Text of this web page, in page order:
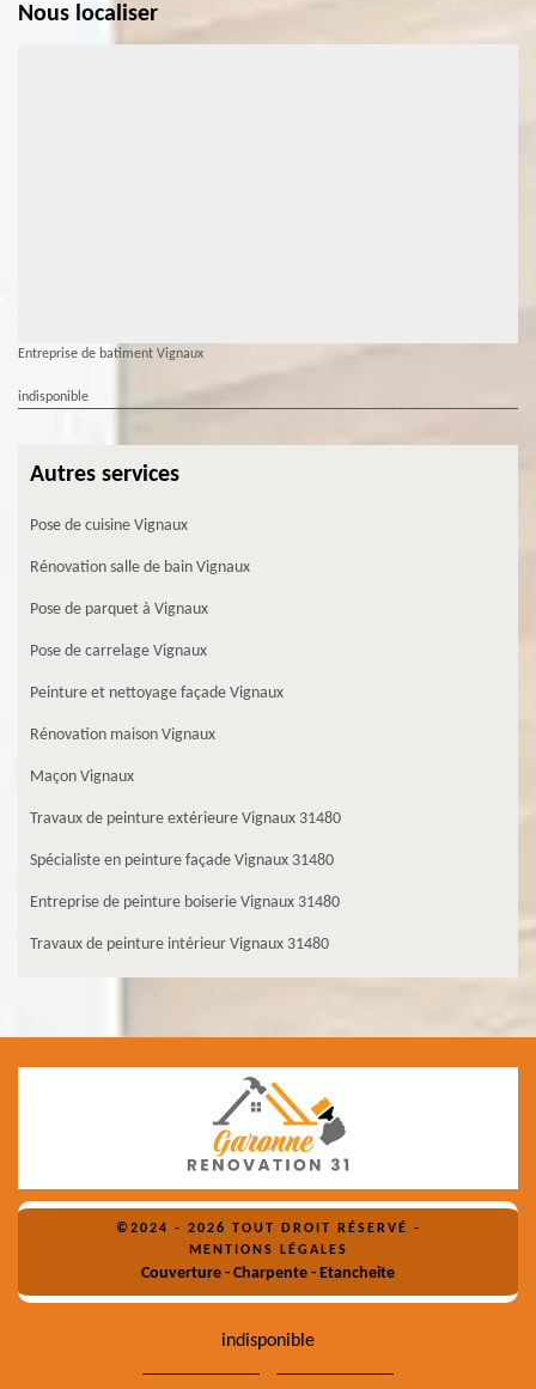
Nous localiser
Entreprise de batiment Vignaux
indisponible
Autres services
Pose de cuisine Vignaux
Rénovation salle de bain Vignaux
Pose de parquet à Vignaux
Pose de carrelage Vignaux
Peinture et nettoyage façade Vignaux
Rénovation maison Vignaux
Maçon Vignaux
Travaux de peinture extérieure Vignaux 31480
Spécialiste en peinture façade Vignaux 31480
Entreprise de peinture boiserie Vignaux 31480
Travaux de peinture intérieur Vignaux 31480
©2024 - 2026 TOUT DROIT RÉSERVÉ -
MENTIONS LÉGALES
Couverture - Charpente - Etancheite
indisponible